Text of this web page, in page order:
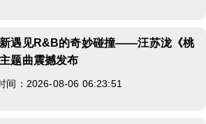
遇见R&B的奇妙碰撞——汪苏泷《桃
题曲震撼发布
间：2026-08-06 06:23:51